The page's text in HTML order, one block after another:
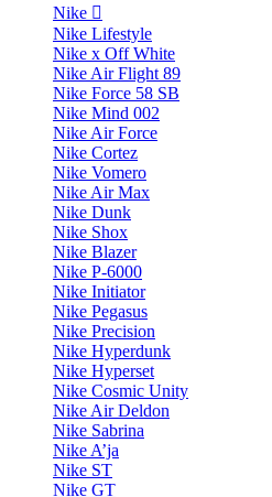
Nike
Nike Lifestyle
Nike x Off White
Nike Air Flight 89
Nike Force 58 SB
Nike Mind 002
Nike Air Force
Nike Cortez
Nike Vomero
Nike Air Max
Nike Dunk
Nike Shox
Nike Blazer
Nike P-6000
Nike Initiator
Nike Pegasus
Nike Precision
Nike Hyperdunk
Nike Hyperset
Nike Cosmic Unity
Nike Air Deldon
Nike Sabrina
Nike A’ja
Nike ST
Nike GT